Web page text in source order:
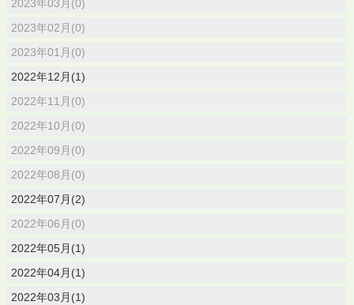
2023年03月(0)
2023年02月(0)
2023年01月(0)
2022年12月(1)
2022年11月(0)
2022年10月(0)
2022年09月(0)
2022年08月(0)
2022年07月(2)
2022年06月(0)
2022年05月(1)
2022年04月(1)
2022年03月(1)